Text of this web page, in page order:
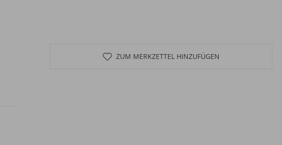
ZUM MERKZETTEL HINZUFÜGEN